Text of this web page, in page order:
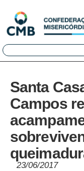
Santa
Campos
23/06/2017